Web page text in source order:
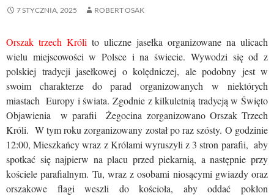
7 STYCZNIA, 2025 ROBERT OSAK
Orszak trzech Króli to uliczne jasełka organizowane na ulicach
wielu miejscowości w Polsce i na świecie. Wywodzi się od z
polskiej tradycji jasełkowej o kolędniczej, ale podobny jest w
swoim charakterze do parad organizowanych w niektórych
miastach Europy i świata. Zgodnie z kilkuletnią tradycją w Święto
Objawienia w parafii Żegocina zorganizowano Orszak Trzech
Króli. W tym roku zorganizowany został po raz szósty. O godzinie
12:00, Mieszkańcy wraz z Królami wyruszyli z 3 stron parafii, aby
spotkać się najpierw na placu przed piekarnią, a następnie przy
kościele parafialnym. Tu, wraz z osobami niosącymi gwiazdy oraz
orszakowe flagi weszli do kościoła, aby oddać pokłon